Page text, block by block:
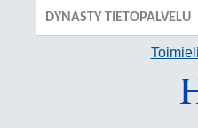
DYNASTY TIETOPALVELU